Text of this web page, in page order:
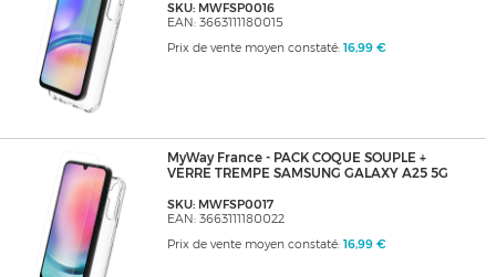
SKU: MWFSP0016
EAN: 3663111180015
Prix de vente moyen constaté: 16,99 €
MyWay France - PACK COQUE SOUPLE +
VERRE TREMPE SAMSUNG GALAXY A25 5G
SKU: MWFSP0017
EAN: 3663111180022
Prix de vente moyen constaté: 16,99 €